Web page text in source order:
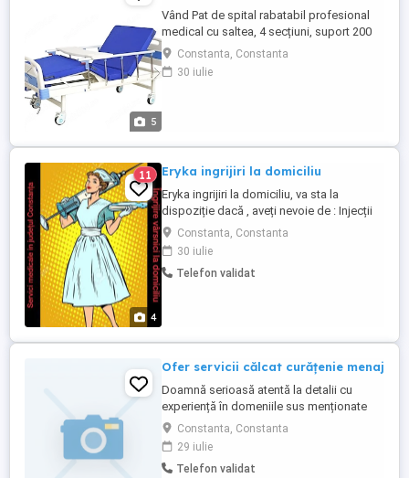
5
Vând Pat de spital rabatabil profesional
medical cu saltea, 4 secțiuni, suport 200
kg, reglare spate și picioare, suport
perfuzie - Dr.Denis , predare la domiciliu in
Constanța. Detalii si pret la telefon
Constanta, Constanta
30 iulie
4
11 Eryka ingrijiri la domiciliu
Eryka ingrijiri la domiciliu, va sta la
dispoziție dacă , aveți nevoie de : Injecții
Tratamente perfuzabile Pansat, toaletat
Îngrijit escare Schimbat , toaletat , hrănit ...
Constanta, Constanta
30 iulie
Telefon validat
Ofer servicii călcat curățenie menaj
Doamnă serioasă atentă la detalii cu
experiență în domeniile sus menționate
ofer servicii de călcat menaj și curățenie
.Ptr clienții fideli ofer discaunt.Ptr mai
multe detalii mă puteți contacta la nr scris
în anunț.Ofer și cer SERIOZITATE
Constanta, Constanta
29 iulie
Telefon validat